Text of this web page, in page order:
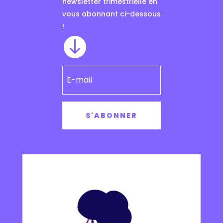
vous abonnant ci-dessous
!

S'ABONNER